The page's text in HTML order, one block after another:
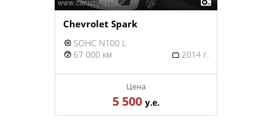
Chevrolet Spark
SOHC N100 L
67 000 км
2014 г.
Цена
5 500 у.е.